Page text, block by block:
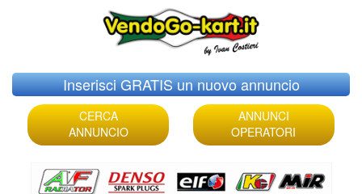
Skip
to
content
Inserisci GRATIS un nuovo annuncio
CERCA
ANNUNCIO
ANNUNCI
OPERATORI